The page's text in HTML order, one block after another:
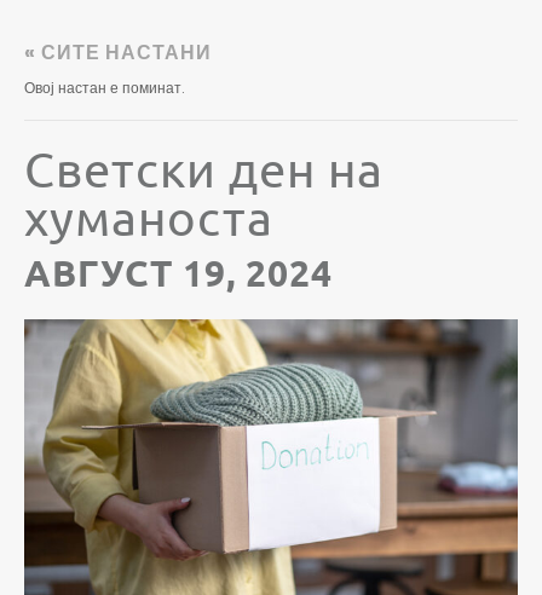
« СИТЕ НАСТАНИ
Овој настан е поминат.
Светски ден на
хуманоста
АВГУСТ 19, 2024